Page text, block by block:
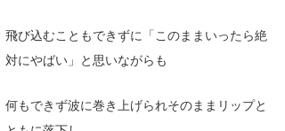
飛び込むこともできずに「このままいったら絶
対にやばい」と思いながらも
何もできず波に巻き上げられそのままリップと